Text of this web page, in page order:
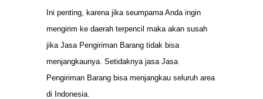
Ini penting, karena jika seumpama Anda ingin
mengirim ke daerah terpencil maka akan susah
jika Jasa Pengiriman Barang tidak bisa
menjangkaunya. Setidaknya jasa Jasa
Pengiriman Barang bisa menjangkau seluruh area
di Indonesia.